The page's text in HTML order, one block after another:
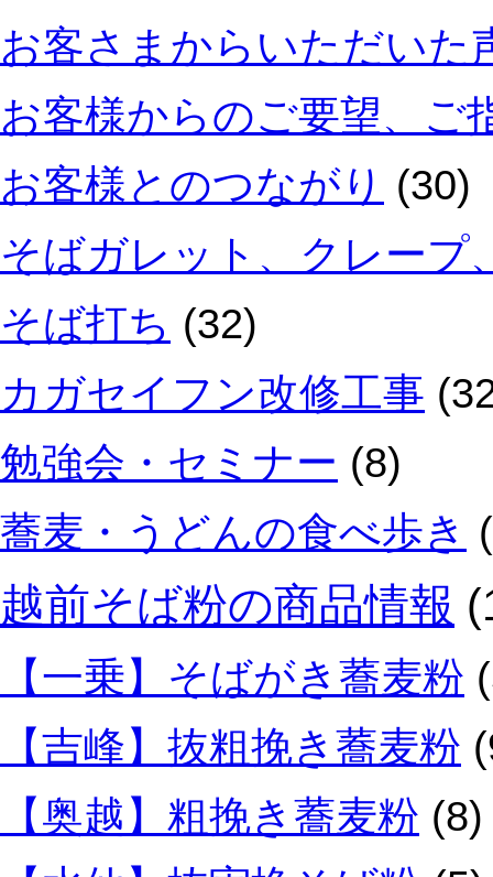
お客さまからいただいた
お客様からのご要望、ご
お客様とのつながり (30)
そばガレット、クレープ
そば打ち (32)
カガセイフン改修工事
勉強会・セミナー (8)
蕎麦・うどんの食べ歩き
越前そば粉の商品情報
【一乗】そばがき蕎麦粉
【吉峰】抜粗挽き蕎麦粉
【奥越】粗挽き蕎麦粉 (8)